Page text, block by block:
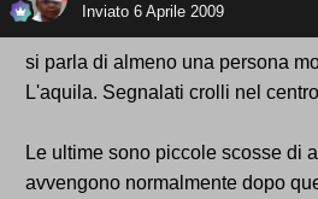
Inviato 6 Aprile 2009
si parla di almeno una persona
L'aquila. Segnalati crolli nel
Le ultime sono piccole scosse di
avvengono normalmente dopo